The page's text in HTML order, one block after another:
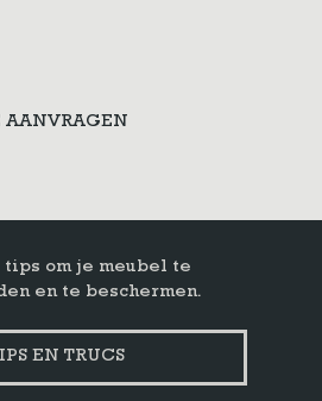
AANVRAGEN
tips om je meubel te
en te beschermen.
EN TRUCS